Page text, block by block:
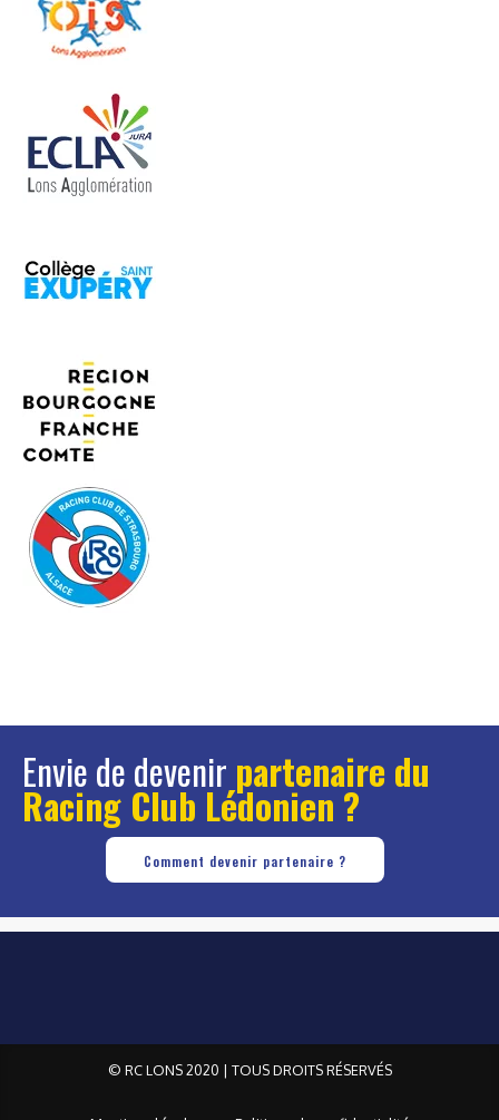
Envie de devenir partenaire du
Racing Club Lédonien ?
Comment devenir partenaire ?
© RC LONS 2020 | TOUS DROITS RÉSERVÉS